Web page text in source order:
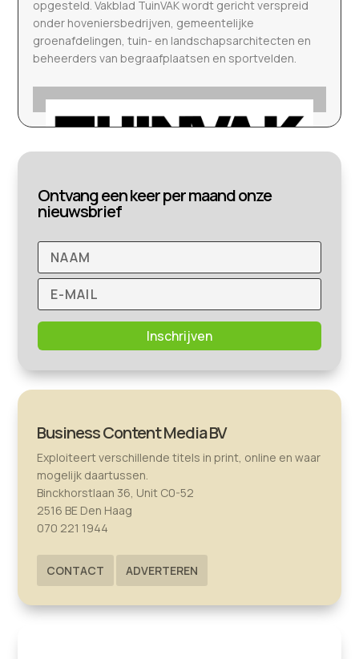
opgesteld. Vakblad TuinVAK wordt gericht verspreid
onder hoveniersbedrijven, gemeentelijke
groenafdelingen, tuin- en landschapsarchitecten en
beheerders van begraafplaatsen en sportvelden.
Ontvang een keer per maand onze
nieuwsbrief
Inschrijven
Business Content Media BV
Exploiteert verschillende titels in print, online en waar
mogelijk daartussen.
Binckhorstlaan 36, Unit C0-52
2516 BE Den Haag
070 221 1944
CONTACT ADVERTEREN